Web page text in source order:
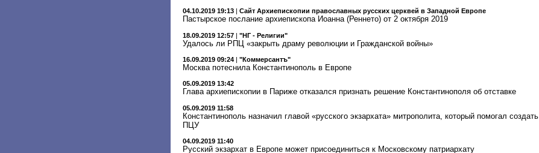
04.10.2019 19:13 | Сайт Архиепископии православных русских церквей в Западной Европе
Пастырское послание архиепископа Иоанна (Реннето) от 2 октября 2019
18.09.2019 12:57 | "НГ - Религии"
Удалось ли РПЦ «закрыть драму революции и Гражданской войны»
16.09.2019 09:24 | "Коммерсантъ"
Москва потеснила Константинополь в Европе
05.09.2019 13:42
Глава архиепископии в Париже отказался признать решение Константинополя об отставке
05.09.2019 11:58
Константинополь назначил главой «русского экзархата» митрополита, который помогал создать
ПЦУ
04.09.2019 11:40
Русский экзархат в Европе может присоединиться к Московскому патриархату